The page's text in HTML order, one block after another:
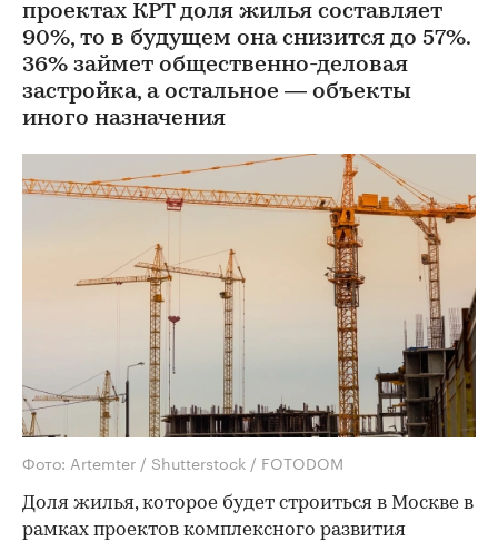
проектах КРТ доля жилья составляет
90%, то в будущем она снизится до 57%.
36% займет общественно-деловая
застройка, а остальное — объекты
иного назначения
Фото: Artemter / Shutterstock / FOTODOM
Доля жилья, которое будет строиться в Москве в
рамках проектов комплексного развития